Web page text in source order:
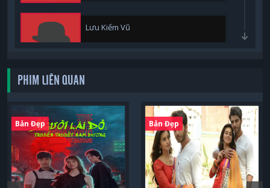
Lưu Kiếm Vũ
PHIM LIÊN QUAN
Bản Đẹp Bản Đẹp